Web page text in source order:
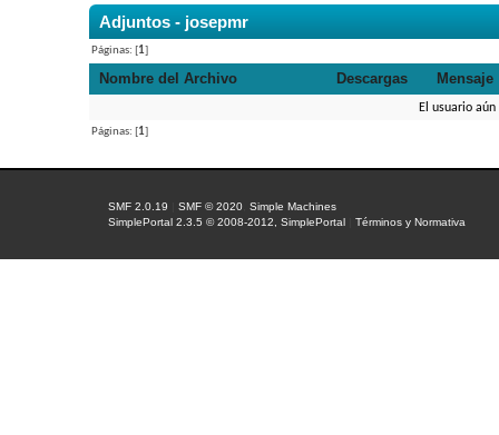
Adjuntos - josepmr
Páginas: [1]
Nombre del Archivo Descargas Mensaje
El usuario
Páginas: [1]
SMF 2.0.19 |SMF © 2020 ,Simple Machines
SimplePortal 2.3.5 © 2008-2012, SimplePortal
|Términos y Normativa